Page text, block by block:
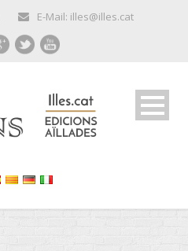
E-Mail: illes@illes.cat